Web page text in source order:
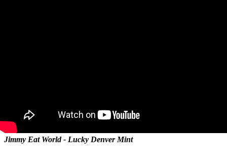
Jimmy Eat World - Lucky Denver Mint